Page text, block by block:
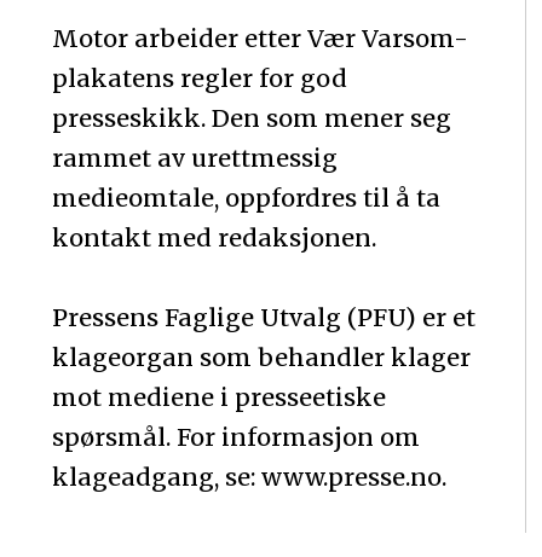
Motor arbeider etter Vær Varsom-
plakatens regler for god
presseskikk. Den som mener seg
rammet av urettmessig
medieomtale, oppfordres til å ta
kontakt med redaksjonen.
Pressens Faglige Utvalg (PFU) er et
klageorgan som behandler klager
mot mediene i presseetiske
spørsmål. For informasjon om
klageadgang, se: www.presse.no.